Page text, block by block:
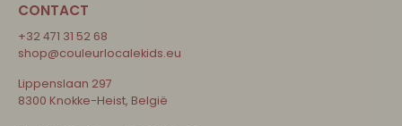
CONTACT
+32 471 31 52 68
shop@couleurlocalekids.eu
Lippenslaan 297
8300 Knokke-Heist, België